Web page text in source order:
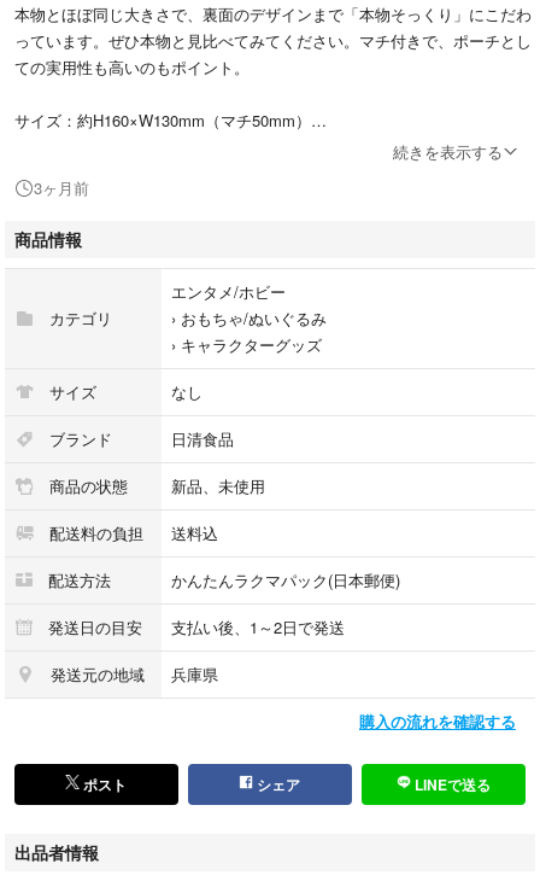
本物とほぼ同じ大きさで、裏面のデザインまで「本物そっくり」にこだわ
っています。ぜひ本物と見比べてみてください。マチ付きで、ポーチとし
ての実用性も高いのもポイント。
サイズ：約H160×W130mm（マチ50mm）
定価 ¥1,738 税込
未開封。未使用です。
値下げ不可
日清
ポーチ
ファンボックス funbox おやつ 袋型ポーチ
続きを表示する
3ヶ月前
商品情報
カテゴリ
エンタメ/ホビー
› おもちゃ/ぬいぐるみ
› キャラクターグッズ
サイズ なし
ブランド 日清食品
商品の状態 新品、未使用
配送料の負担 送料込
配送方法 かんたんラクマパック(日本郵便)
発送日の目安 支払い後、1～2日で発送
発送元の地域 兵庫県
購入の流れを確認する
ポスト シェア LINEで送る
出品者情報